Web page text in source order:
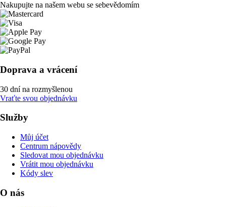
Nakupujte na našem webu se sebevědomím
Doprava a vrácení
30 dní na rozmyšlenou
Vraťte svou objednávku
Služby
Můj účet
Centrum nápovědy
Sledovat mou objednávku
Vrátit mou objednávku
Kódy slev
O nás